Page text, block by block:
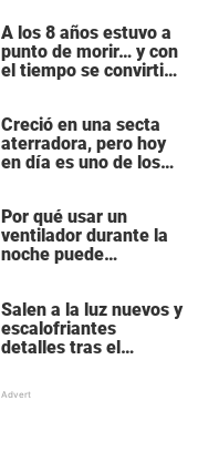
A los 8 años estuvo a
punto de morir… y con
el tiempo se convirtió
Hollywood
Creció en una secta
aterradora, pero hoy
en día es uno de los
Hollywood
Por qué usar un
ventilador durante la
noche puede
Salen a la luz nuevos y
escalofriantes
detalles tras el
de siete miembros